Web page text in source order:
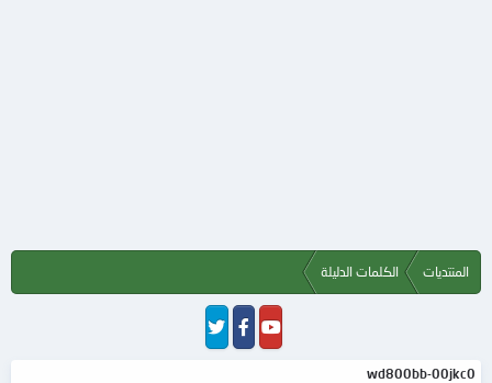
المنتديات الكلمات الدليلة
wd800bb-00jkc0